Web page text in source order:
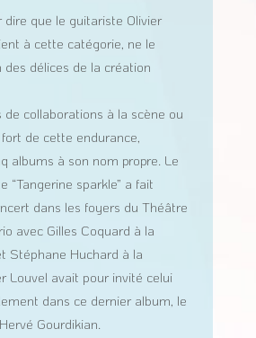
dire que le guitariste Olivier
à cette catégorie, ne le
des délices de la création
de collaborations à la scène ou
de cette endurance,
albums à son nom propre. Le
“Tangerine sparkle” a fait
dans les foyers du Théâtre
avec Gilles Coquard à la
Stéphane Huchard à la
Louvel avait pour invité celui
dans ce dernier album, le
Gourdikian.